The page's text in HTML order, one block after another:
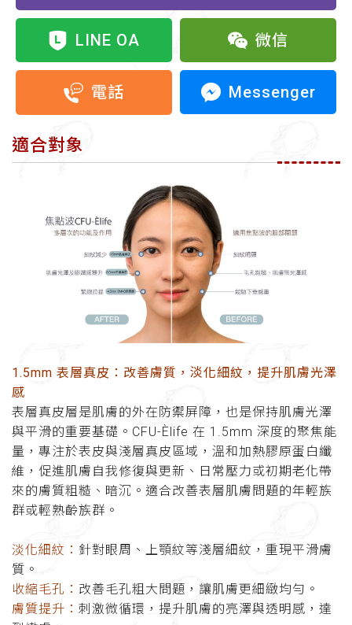
LINE OA 微信
電話 Messenger
適合對象
1.5mm 表層真皮：改善膚質，淡化細紋，提升肌膚光澤
感
表層真皮層是肌膚的外在防禦屏障，也是保持肌膚光澤
與平滑的重要基礎。CFU-Èlife 在 1.5mm 深度的聚焦能
量，專注於表皮與淺層真皮區域，溫和加熱膠原蛋白纖
維，促進肌膚自我修復與更新、日常壓力或初期老化帶
來的膚質粗糙、暗沉。適合改善表層肌膚問題的年輕族
群或輕熟齡族群。
淡化細紋： 針對眼周、上顎紋等淺層細紋，重現平滑膚
質。
收縮毛孔： 改善毛孔粗大問題，讓肌膚更細緻均勻。
膚質提升： 刺激微循環，提升肌膚的亮澤與透明感，達